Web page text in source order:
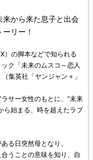
から来た息子と出会
リー！
）の脚本などで知られる
ク「未来のムスコ～恋人
集英社「ヤンジャン＋」
サー女性のもとに、“未来
ら始まる、時を超えたラブ
る日突然母となり、
うことの意味を知り、自